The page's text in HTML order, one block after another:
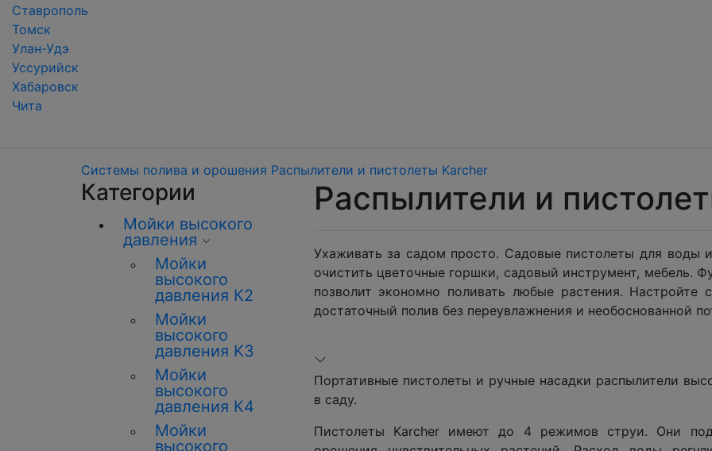
Ставрополь
Томск
Улан-Удэ
Уссурийск
Хабаровск
Чита
Системы полива и орошения Распылители и пистолеты Karcher
Категории
Мойки высокого
давления
Мойки
высокого
давления К2
Мойки
высокого
давления K3
Мойки
высокого
давления К4
Мойки
высокого
Распылители и
Ухаживать за садом просто. Садовые пистолеты для воды
очистить цветочные горшки, садовый инструмент, мебель.
позволит экономно поливать любые растения. Настройте
достаточный полив без переувлажнения и необоснованной
Портативные пистолеты и ручные насадки распылители
в саду.
Пистолеты Karcher имеют до 4 режимов струи. Они